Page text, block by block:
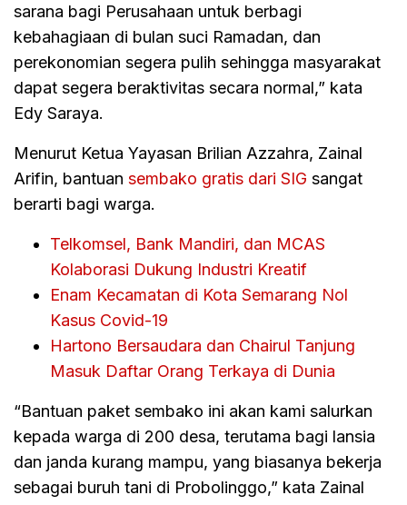
sarana bagi Perusahaan untuk berbagi
kebahagiaan di bulan suci Ramadan, dan
perekonomian segera pulih sehingga masyarakat
dapat segera beraktivitas secara normal,” kata
Edy Saraya.
Menurut Ketua Yayasan Brilian Azzahra, Zainal
Arifin, bantuan sembako gratis dari SIG sangat
berarti bagi warga.
Telkomsel, Bank Mandiri, dan MCAS
Kolaborasi Dukung Industri Kreatif
Enam Kecamatan di Kota Semarang Nol
Kasus Covid-19
Hartono Bersaudara dan Chairul Tanjung
Masuk Daftar Orang Terkaya di Dunia
“Bantuan paket sembako ini akan kami salurkan
kepada warga di 200 desa, terutama bagi lansia
dan janda kurang mampu, yang biasanya bekerja
sebagai buruh tani di Probolinggo,” kata Zainal